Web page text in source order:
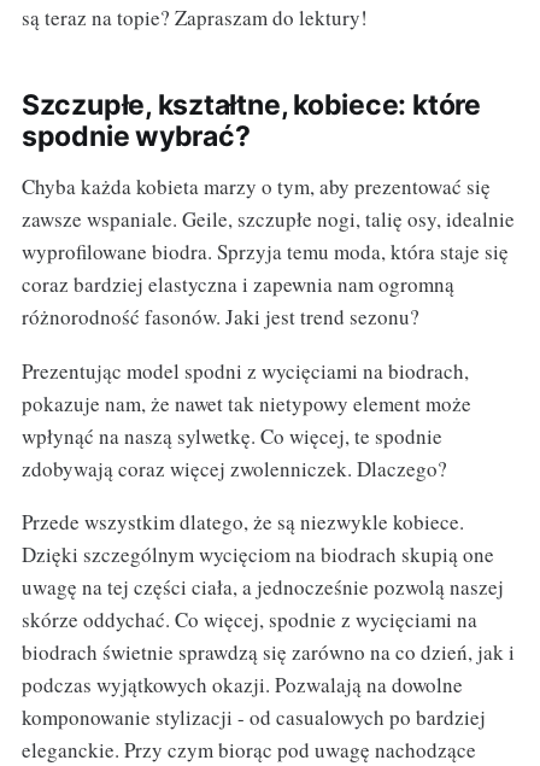
są teraz na topie? Zapraszam do lektury!
Szczupłe, kształtne, kobiece: które
spodnie wybrać?
Chyba każda kobieta marzy o tym, aby prezentować się
zawsze wspaniale. Geile, szczupłe nogi, talię osy, idealnie
wyprofilowane biodra. Sprzyja temu moda, która staje się
coraz bardziej elastyczna i zapewnia nam ogromną
różnorodność fasonów. Jaki jest trend sezonu?
Prezentując model spodni z wycięciami na biodrach,
pokazuje nam, że nawet tak nietypowy element może
wpłynąć na naszą sylwetkę. Co więcej, te spodnie
zdobywają coraz więcej zwolenniczek. Dlaczego?
Przede wszystkim dlatego, że są niezwykle kobiece.
Dzięki szczególnym wycięciom na biodrach skupią one
uwagę na tej części ciała, a jednocześnie pozwolą naszej
skórze oddychać. Co więcej, spodnie z wycięciami na
biodrach świetnie sprawdzą się zarówno na co dzień, jak i
podczas wyjątkowych okazji. Pozwalają na dowolne
komponowanie stylizacji - od casualowych po bardziej
eleganckie. Przy czym biorąc pod uwagę nachodzące